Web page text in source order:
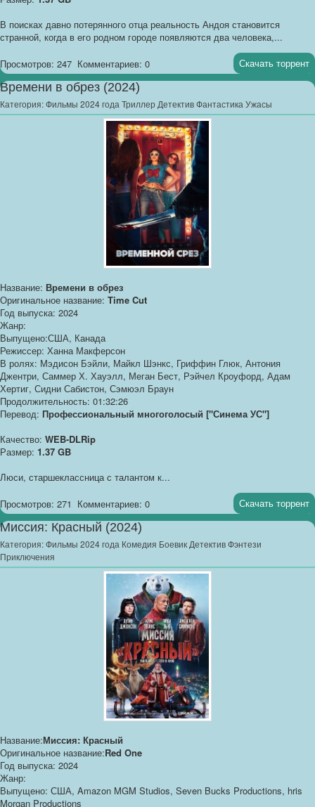
В поисках давно потерянного отца реальность Андоя становится
странной, когда в его родном городе появляются два человека,...
Просмотров: 247 Комментариев: 0 Скачать торрент
Времени в обрез (2024)
Категория:Фильмы 2024 года Триллер Детектив Фантастика Ужасы
Название: Времени в обрез
Оригинальное название: Time Cut
Год выпуска: 2024
Жанр:
Выпущено:США, Канада
Режиссер: Ханна Макферсон
В ролях: Мэдисон Бэйли, Майкл Шэнкс, Гриффин Глюк, Антония
Джентри, Саммер Х. Хауэлл, Меган Бест, Рэйчел Кроуфорд, Адам
Хертиг, Сидни Сабистон, Сэмюэл Браун
Продолжительность: 01:32:26
Перевод: Профессиональный многоголосый ["Синема УС"]
Качество: WEB-DLRip
Размер: 1.37 GB
Люси, старшеклассница с талантом к...
Просмотров: 271 Комментариев: 0 Скачать торрент
Миссия: Красный (2024)
Категория:Фильмы 2024 года Комедия Боевик Детектив Фэнтези
Приключения
Название:Миссия: Красный
Оригинальное название:Red One
Год выпуска: 2024
Жанр:
Выпущено: США, Amazon MGM Studios, Seven Bucks Productions, hris
Morgan Productions